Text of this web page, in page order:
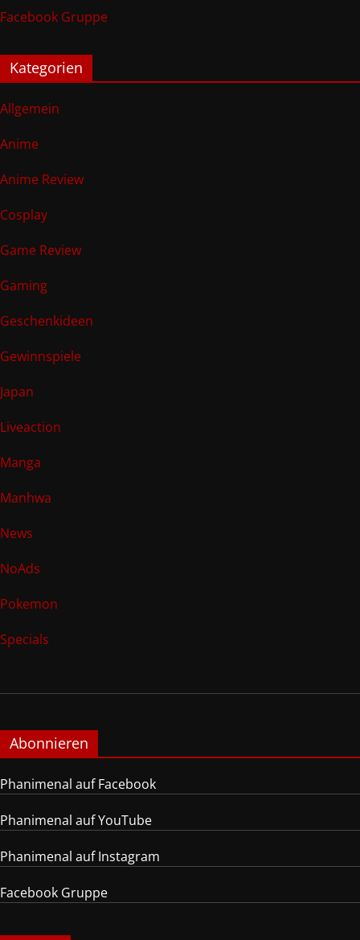
Facebook Gruppe
Kategorien
Allgemein
Anime
Anime Review
Cosplay
Game Review
Gaming
Geschenkideen
Gewinnspiele
Japan
Liveaction
Manga
Manhwa
News
NoAds
Pokemon
Specials
Abonnieren
Phanimenal auf Facebook
Phanimenal auf YouTube
Phanimenal auf Instagram
Facebook Gruppe